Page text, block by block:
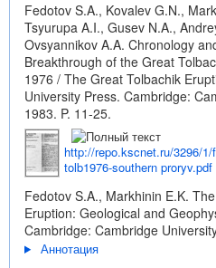
Fedotov S.A., Kovalev G.N.,
Tsyurupa A.I., Gusev N.A.,
Ovsyannikov A.A. Chronology
Breakthrough of the Great
1976 / The Great Tolbachik
University Press. Cambridge:
1983. P. 11-25.
http://repo.kscnet.ru/3296/1/
tolb1976-southern proryv.pdf
Fedotov S.A., Markhinin E.K.
Eruption: Geological and
Cambridge: Cambridge
Аннотация